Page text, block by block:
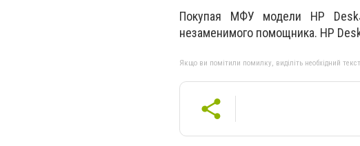
Покупая МФУ модели HP
незаменимого помощника. HP
Якщо ви помітили помилку, виділіть необхідний